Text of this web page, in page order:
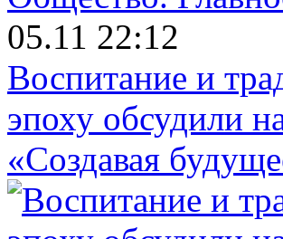
05.11 22:12
Воспитание и
эпоху обсудили
«Создавая